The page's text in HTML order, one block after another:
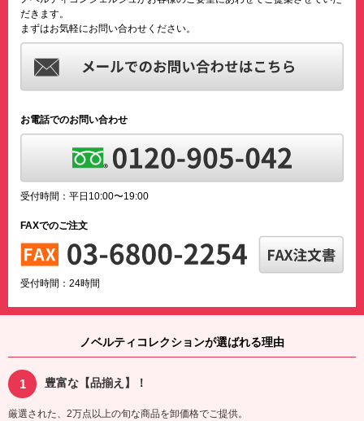
だきます。
まずはお気軽にお問い合わせください。
お電話でのお問い合わせ
受付時間：平日10:00〜19:00
FAXでのご注文
受付時間：24時間
ノベルティコレクションが選ばれる理由
豊富な【品揃え】！
厳選された、2万点以上の旬な商品を卸価格でご提供。